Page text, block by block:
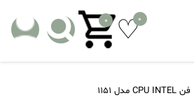
0
0
فن CPU INTEL مدل 1151